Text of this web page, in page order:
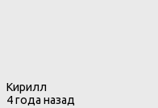
Кирилл
4 года назад